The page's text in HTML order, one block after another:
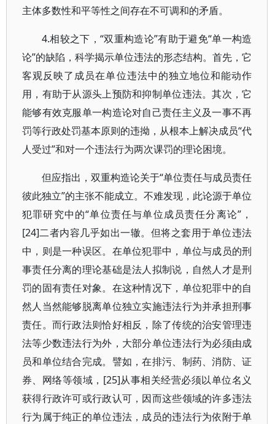
主体多数性和平等性之间存在不可调和的矛盾。
4.相较之下，“双重构造论”有助于避免“单一构造
论”的缺陷，科学揭示单位违法的形态结构。首先，它
客观反映了成员在单位违法中的独立地位和能动作
用，有助于从源头上预防和抑制单位违法。其次，它
能够有效克服单一构造论对自己责任主义及一事不再
罚等行政处罚基本原则的违拗，从根本上解决成员“代
人受过”和对一个违法行为两次课罚的理论困境。
但应指出，双重构造论关于“单位责任与成员责任
彼此独立”的主张不能成立。不难发现，此论源于单位
犯罪研究中的“单位责任与单位成员责任分离论”，
[24]二者内容几乎如出一辙。但将之套用于单位违法
中，则是一种误区。在单位犯罪中，单位与成员的刑
事责任分离的理论基础是法人拟制说，自然人才是刑
罚的固有责任对象。在这种情况下，单位犯罪中的自
然人当然能够脱离单位独立实施违法行为并承担刑事
责任。而行政法则恰好相反，除了传统的治安管理违
法等少数违法行为外，大部分单位违法行为必须由成
员和单位结合完成。譬如，在排污、制药、消防、证
券、网络等领域，[25]从事相关经营必须以单位名义
获得行政许可或行政认可，因而这些领域的许多违法
行为属于纯正的单位违法，成员的违法行为依附于单